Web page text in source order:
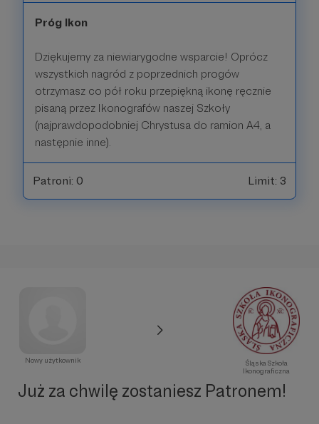
Próg Ikon
Dziękujemy za niewiarygodne wsparcie! Oprócz
wszystkich nagród z poprzednich progów
otrzymasz co pół roku przepiękną ikonę ręcznie
pisaną przez Ikonografów naszej Szkoły
(najprawdopodobniej Chrystusa do ramion A4, a
następnie inne).
Patroni: 0 Limit: 3
Nowy użytkownik
Śląska Szkoła
Ikonograficzna
Już za chwilę zostaniesz Patronem!